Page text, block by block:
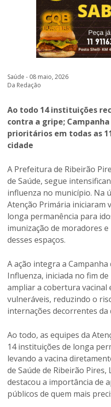
Saúde - 08 maio, 2026
Da Redação
Ao todo 14 instituições
contra a gripe;
prioritários em todas as
cidade
A Prefeitura de Ribeirão
de Saúde, segue
influenza no município. Na
Atenção Primária iniciaram
longa permanência para
imunização de moradores
desses espaços.
A ação integra a Campanha
Influenza, iniciada no fim
ampliar a cobertura vacinal
vulneráveis, reduzindo o
internações decorrentes da
Ao todo, as equipes da
14 instituições de longa
levando a vacina
de Saúde de Ribeirão Pires,
destacou a importância de
públicos de quem mais